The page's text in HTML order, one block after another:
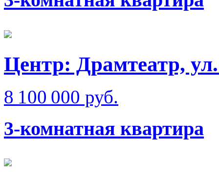
Центр: Драмтеатр,
8 100 000 руб.
3-комнатная квартира